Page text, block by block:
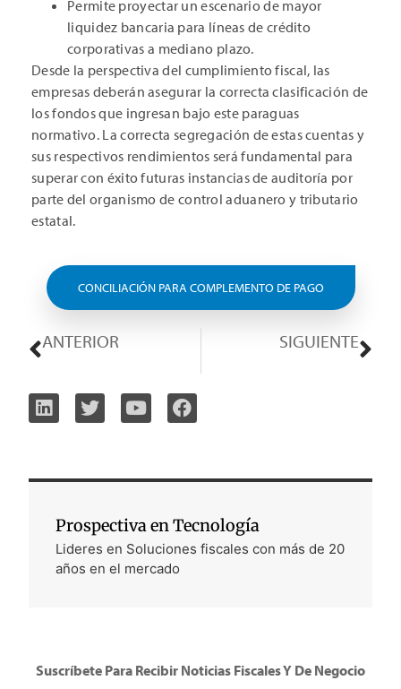
Permite proyectar un escenario de mayor
liquidez bancaria para líneas de crédito
corporativas a mediano plazo.
Desde la perspectiva del cumplimiento fiscal, las
empresas deberán asegurar la correcta clasificación de
los fondos que ingresan bajo este paraguas
normativo. La correcta segregación de estas cuentas y
sus respectivos rendimientos será fundamental para
superar con éxito futuras instancias de auditoría por
parte del organismo de control aduanero y tributario
estatal.
CONCILIACIÓN PARA COMPLEMENTO DE PAGO
ANTERIOR SIGUIENTE
Prospectiva en Tecnología
Lideres en Soluciones fiscales con más de 20
años en el mercado
Suscríbete Para Recibir Noticias Fiscales Y De Negocio